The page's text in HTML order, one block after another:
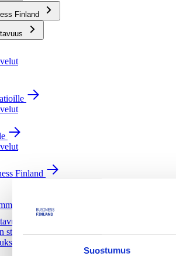
Suostumus
Finland
Finland
strategia 2030